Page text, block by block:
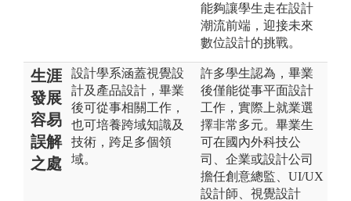
能夠讓學生走在設計
潮流前端，迎接未來
數位設計的挑戰。
生涯
發展
容易
誤解
之處
設計學系涵蓋視覺設
計及產品設計，畢業
後可從事相關工作，
也可培養跨域知識及
技術，跨足多個領
域。
許多學生認為，畢業
後僅能從事平面設計
工作，實際上就業選
擇非常多元。畢業生
可在國內外科技公
司、企業或設計公司
擔任創意總監、UI/UX
設計師、視覺設計